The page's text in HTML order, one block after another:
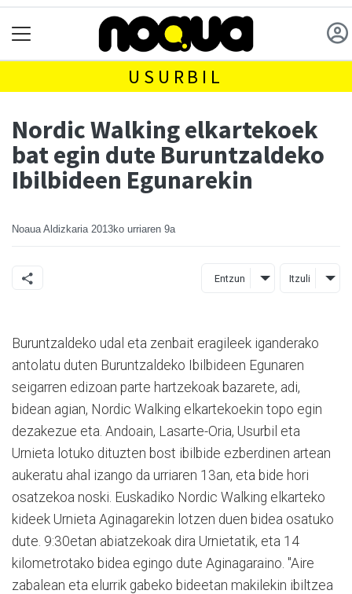
USURBIL
Nordic Walking elkartekoek
bat egin dute Buruntzaldeko
Ibilbideen Egunarekin
Noaua Aldizkaria 2013ko urriaren 9a
Entzun Itzuli
Buruntzaldeko udal eta zenbait eragileek iganderako
antolatu duten Buruntzaldeko Ibilbideen Egunaren
seigarren edizoan parte hartzekoak bazarete, adi,
bidean agian, Nordic Walking elkartekoekin topo egin
dezakezue eta. Andoain, Lasarte-Oria, Usurbil eta
Urnieta lotuko dituzten bost ibilbide ezberdinen artean
aukeratu ahal izango da urriaren 13an, eta bide hori
osatzekoa noski. Euskadiko Nordic Walking elkarteko
kideek Urnieta Aginagarekin lotzen duen bidea osatuko
dute. 9:30etan abiatzekoak dira Urnietatik, eta 14
kilometrotako bidea egingo dute Aginagaraino. "Aire
zabalean eta elurrik gabeko bideetan makilekin ibiltzea